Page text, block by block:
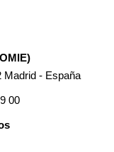
Madrid - España
00